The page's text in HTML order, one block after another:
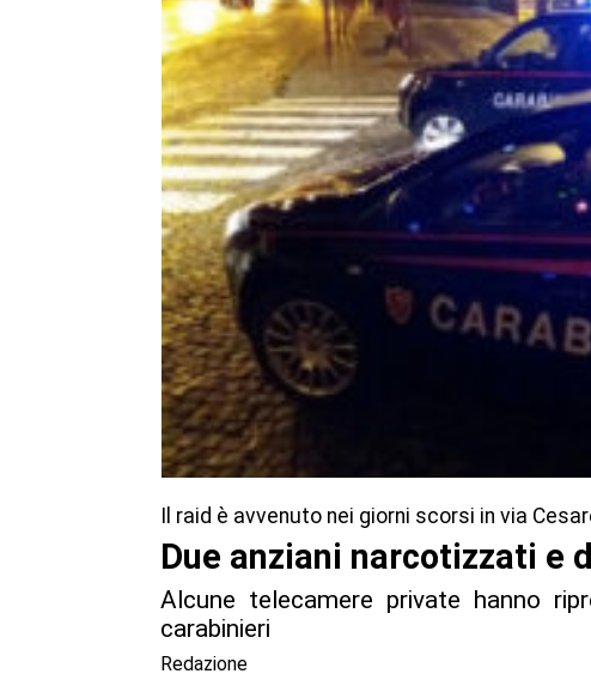
Il raid è avvenuto nei giorni scorsi in via
Due anziani narcotizzati e
Alcune telecamere private hanno
carabinieri
Redazione